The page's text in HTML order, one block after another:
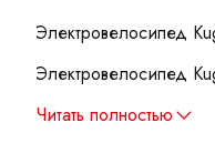
Электровелосипед
Электровелосипед
Читать полностью